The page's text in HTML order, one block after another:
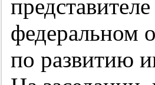
федеральном
по развитию